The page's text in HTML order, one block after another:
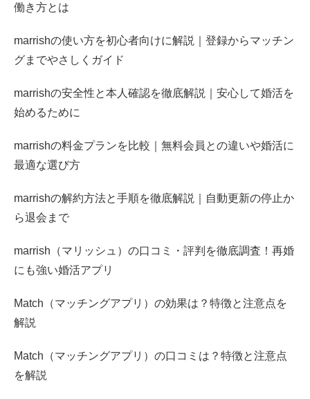
働き方とは
marrishの使い方を初心者向けに解説｜登録からマッチン
グまでやさしくガイド
marrishの安全性と本人確認を徹底解説｜安心して婚活を
始めるために
marrishの料金プランを比較｜無料会員との違いや婚活に
最適な選び方
marrishの解約方法と手順を徹底解説｜自動更新の停止か
ら退会まで
marrish（マリッシュ）の口コミ・評判を徹底調査！再婚
にも強い婚活アプリ
Match（マッチングアプリ）の効果は？特徴と注意点を
解説
Match（マッチングアプリ）の口コミは？特徴と注意点
を解説